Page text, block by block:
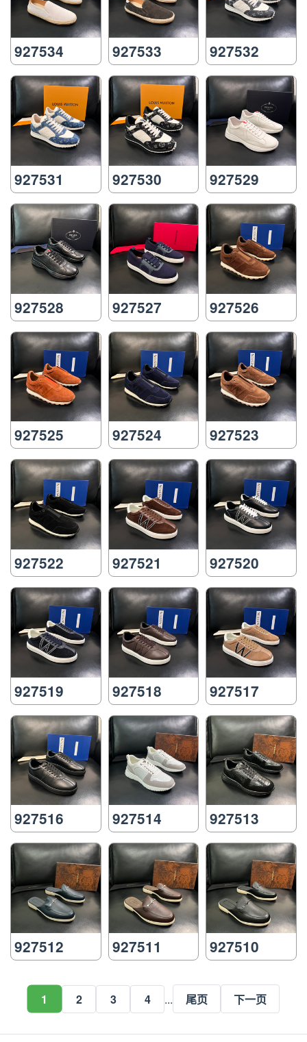
927534 927533 927532
927531 927530 927529
927528 927527 927526
927525 927524 927523
927522 927521 927520
927519 927518 927517
927516 927514 927513
927512 927511 927510
1 2 3 4 ... 尾页 下一页